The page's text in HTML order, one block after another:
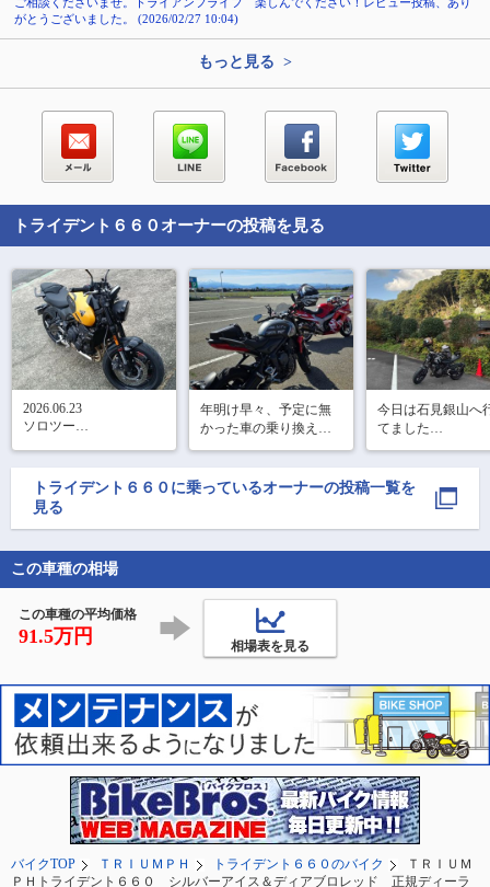
がとうございました。 (2026/02/27 10:04)
もっと見る >
トライデント６６０ オーナーの投稿を見る
2026.06.23
ソロツー
走った。
慣らし運転以外特に目
的が無かったので、趣
年明け早々、予定に無
かった車の乗り換えや
息子の高校入学等々バ
タバタ…
お天気に恵まれお隣福
井県へ美味しいもの巡
りツーリングで今シー
今日は石見銀山へ
てました
所々雨に打たれた
ずぶ濡れにはなら
ったので安心
トライデント６６０ に乗っているオーナーの投稿一覧を
見る
この車種の相場
この車種の平均価格
91.5万円 相場表を見る
バイクTOP ＴＲＩＵＭＰＨ トライデント６６０のバイク
ＴＲＩＵＭ
ＰＨトライデント６６０ シルバーアイス＆ディアブロレッド 正規ディーラ